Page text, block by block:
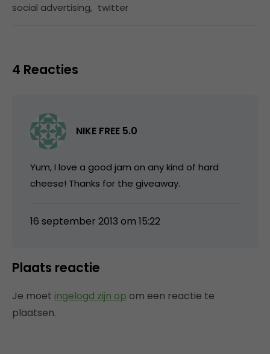
social advertising, twitter
4 Reacties
NIKE FREE 5.0
Yum, I love a good jam on any kind of hard
cheese! Thanks for the giveaway.
16 september 2013 om 15:22
Plaats reactie
Je moet ingelogd zijn op om een reactie te
plaatsen.